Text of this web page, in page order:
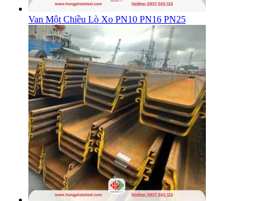
Van Một Chiều Lò Xo PN10 PN16 PN25